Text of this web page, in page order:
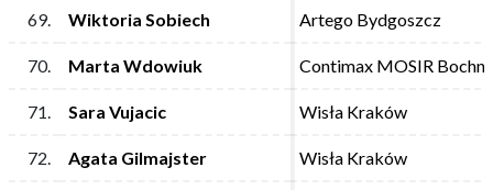
69. Wiktoria Sobiech Artego Bydgoszcz
70. Marta Wdowiuk Contimax MOSIR
71. Sara Vujacic Wisła Kraków
72. Agata Gilmajster Wisła Kraków
69. Wiktoria Sobiech Artego Bydgoszcz
70. Marta Wdowiuk Contimax MOSIR
71. Sara Vujacic Wisła Kraków
72. Agata Gilmajster Wisła Kraków